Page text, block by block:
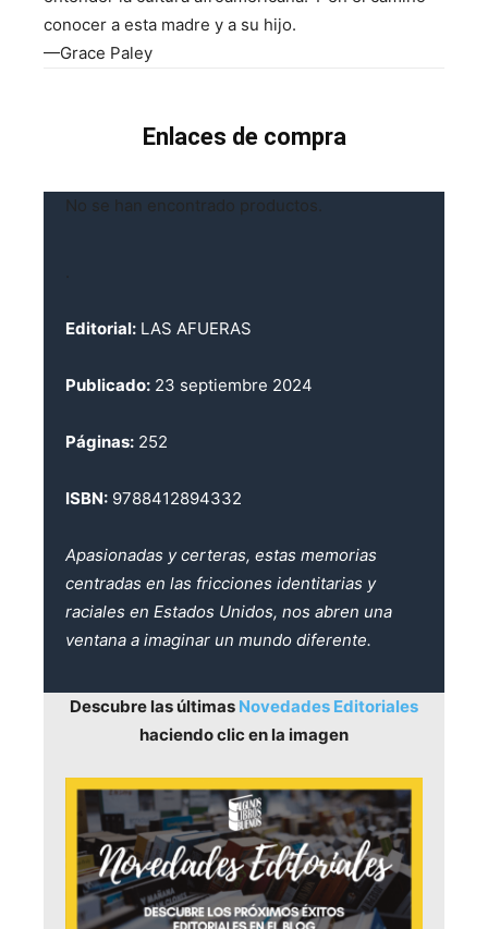
conocer a esta madre y a su hijo.
—Grace Paley
Enlaces de compra
No se han encontrado productos.
.
Editorial: LAS AFUERAS
Publicado: 23 septiembre 2024
Páginas: 252
ISBN: 9788412894332
Apasionadas y certeras, estas memorias
centradas en las fricciones identitarias y
raciales en Estados Unidos, nos abren una
ventana a imaginar un mundo diferente.
Descubre las últimas Novedades Editoriales
haciendo clic en la imagen